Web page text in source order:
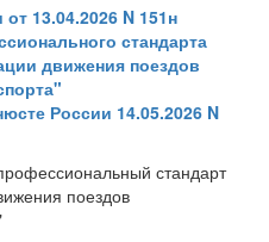
13.04.2026 N 151н
стандарта
движения поездов
России 14.05.2026 N
стандарт
поездов